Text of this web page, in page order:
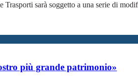
sarà soggetto a una serie di
più grande patrimonio»